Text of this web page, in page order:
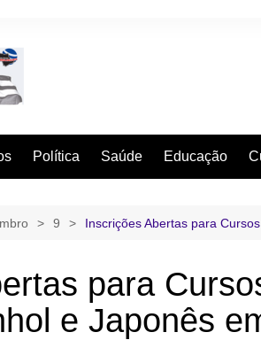
Política Saúde Educação
9 Inscrições Abertas para
para
e Japonês